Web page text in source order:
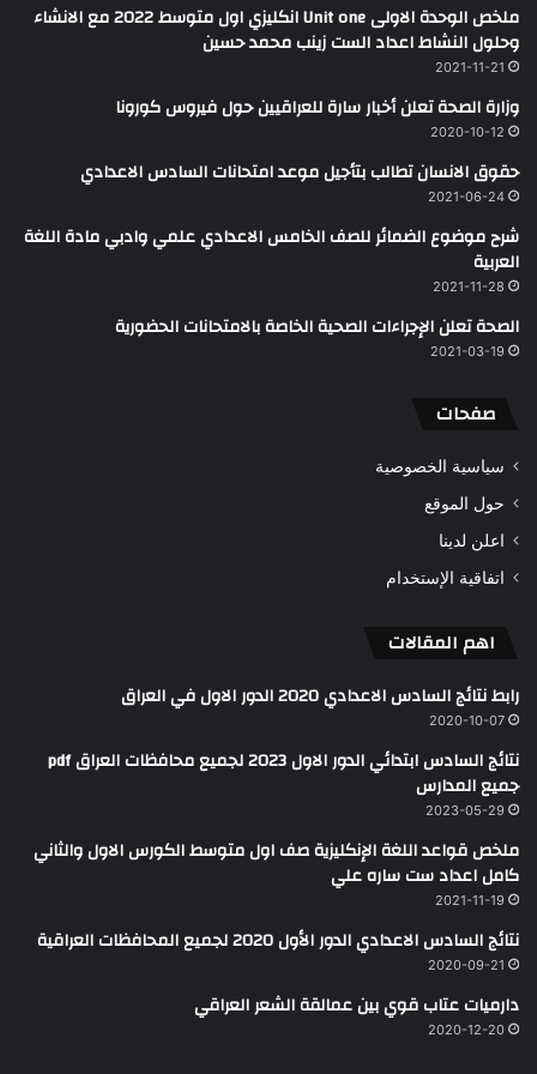
ملخص الوحدة الاولى Unit one انكليزي اول متوسط 2022 مع الانشاء
وحلول النشاط اعداد الست زينب محمد حسين
2021-11-21
وزارة الصحة تعلن أخبار سارة للعراقيين حول فيروس كورونا
2020-10-12
حقوق الانسان تطالب بتأجيل موعد امتحانات السادس الاعدادي
2021-06-24
شرح موضوع الضمائر للصف الخامس الاعدادي علمي وادبي مادة اللغة
العربية
2021-11-28
الصحة تعلن الإجراءات الصحية الخاصة بالامتحانات الحضورية
2021-03-19
صفحات
سياسية الخصوصية
حول الموقع
اعلن لدينا
اتفاقية الإستخدام
اهم المقالات
رابط نتائج السادس الاعدادي 2020 الدور الاول في العراق
2020-10-07
نتائج السادس ابتدائي الدور الاول 2023 لجميع محافظات العراق pdf
جميع المدارس
2023-05-29
ملخص قواعد اللغة الإنكليزية صف اول متوسط الكورس الاول والثاني
كامل اعداد ست ساره علي
2021-11-19
نتائج السادس الاعدادي الدور الأول 2020 لجميع المحافظات العراقية
2020-09-21
دارميات عتاب قوي بين عمالقة الشعر العراقي
2020-12-20